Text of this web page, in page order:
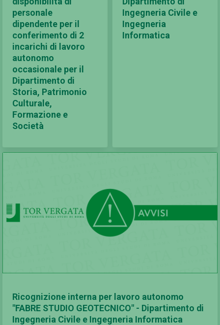
personale
dipendente per il
conferimento di 2
incarichi di lavoro
autonomo
occasionale per il
Dipartimento di
Storia, Patrimonio
Culturale,
Formazione e
Società
Ingegneria Civile e
Ingegneria
Informatica
Ricognizione interna per lavoro autonomo
"FABRE STUDIO GEOTECNICO" - Dipartimento di
Ingegneria Civile e Ingegneria Informatica